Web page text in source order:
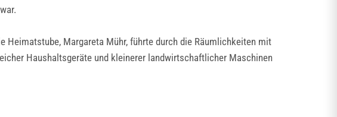
Margareta Mühr, führte durch die Räumlichkeiten mit
Haushaltsgeräte und kleinerer landwirtschaftlicher Maschinen